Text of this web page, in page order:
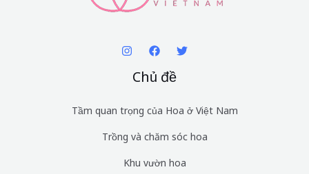
Chủ đề
Tầm quan trọng của Hoa ở Việt Nam
Trồng và chăm sóc hoa
Khu vườn hoa